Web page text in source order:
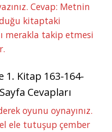
Cevap: Metnin
kitaptaki
merakla takip etmesi
1. Kitap 163-164-
Cevapları
oyunu oynayınız.
ele tutuşup çember